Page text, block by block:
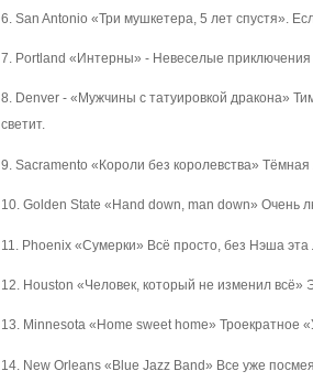
6. San Antonio «Три мушкетера, 5 лет спустя».
7. Portland «Интерны» - Невеселые приключения
8. Denver - «Мужчины с татуировкой дракона»
светит.
9. Sacramento «Короли без королевства»
10. Golden State «Hand down, man down» Очень
11. Phoenix «Сумерки» Всё просто, без Нэша эта
12. Houston «Человек, который не изменил
13. Minnesota «Home sweet home» Троекратное
14. New Orleans «Blue Jazz Band» Все уже